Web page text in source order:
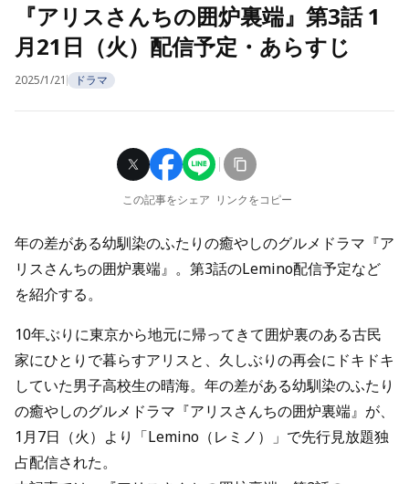
『アリスさんちの囲炉裏端』第3話 1
月21日（火）配信予定・あらすじ
2025/1/21 ドラマ
この記事をシェア リンクをコピー
年の差がある幼馴染のふたりの癒やしのグルメドラマ『ア
リスさんちの囲炉裏端』。第3話のLemino配信予定など
を紹介する。
10年ぶりに東京から地元に帰ってきて囲炉裏のある古民
家にひとりで暮らすアリスと、久しぶりの再会にドキドキ
していた男子高校生の晴海。年の差がある幼馴染のふたり
の癒やしのグルメドラマ『アリスさんちの囲炉裏端』が、
1月7日（火）より「Lemino（レミノ）」で先行見放題独
占配信された。